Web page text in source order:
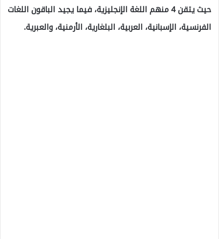
حيث يتقن 4 منهم اللغة الإنجليزية، فيما يجيد الباقون اللغات
الفرنسية، الإسبانية، العربية، البلغارية، الأرمنية، والعبرية.